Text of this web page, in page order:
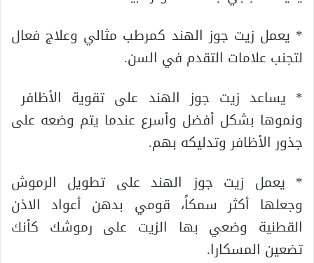
* يعمل زيت جوز الهند كمرطب مثالي وعلاج فعال
لتجنب علامات التقدم في السن.
* يساعد زيت جوز الهند على تقوية الأظافر
ونموها بشكل أفضل وأسرع عندما يتم وضعه على
جذور الأظافر وتدليكه بهم.
* يعمل زيت جوز الهند على تطويل الرموش
وجعلها أكثر سمكاً، قومي بدهن أعواد الاذن
القطنية وضعي بها الزيت على رموشك كأنك
تضعين المسكارا.